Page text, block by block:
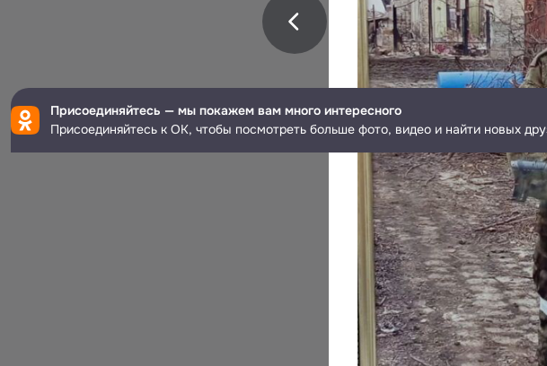
Присоединяйтесь — мы покажем вам много интересного
Присоединяйтесь к ОК, чтобы посмотреть больше фото, видео и найти новых